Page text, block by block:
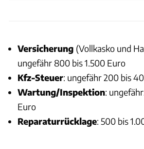
Versicherung (Vollkasko und
ungefähr 800 bis 1.500 Euro
Kfz-Steuer: ungefähr 200 bis
Wartung/Inspektion:
Euro
Reparaturrücklage: 500 bis